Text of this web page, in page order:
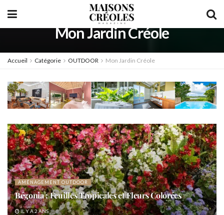
Mon Jardin Créole
Accueil Catégorie OUTDOOR Mon Jardin Créole
AMÉNAGEMENT OUTDOOR
Bégonia : Feuilles Tropicales et Fleurs Colorées
IL Y A 2 ANS